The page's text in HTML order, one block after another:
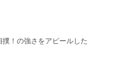
ンク代
として
ンチ
ケット​
！の強さをアピールした